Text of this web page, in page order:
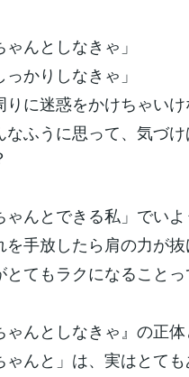
ゃんとしなきゃ」
っかりしなきゃ」
りに迷惑をかけちゃいけ
なふうに思って、気づ
ゃんとできる私」でいよ
を手放したら肩の力が抜
とてもラクになることっ
ゃんとしなきゃ』の正体
ゃんと」は、実はとて